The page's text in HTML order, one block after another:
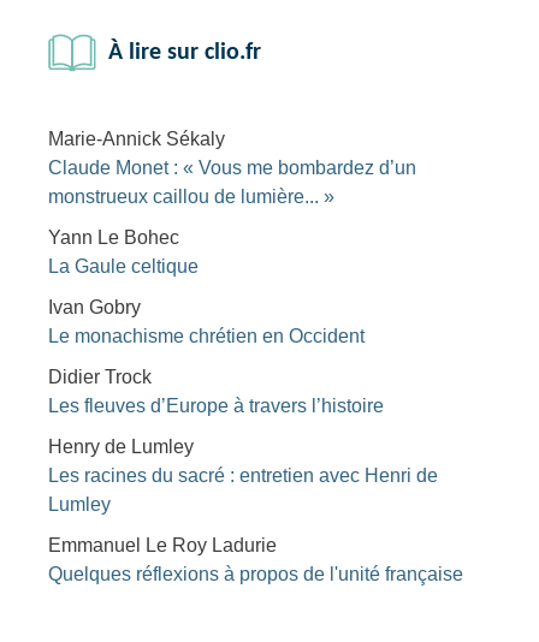
À lire sur clio.fr
Marie-Annick Sékaly
Claude Monet : « Vous me bombardez d’un
monstrueux caillou de lumière... »
Yann Le Bohec
La Gaule celtique
Ivan Gobry
Le monachisme chrétien en Occident
Didier Trock
Les fleuves d’Europe à travers l’histoire
Henry de Lumley
Les racines du sacré : entretien avec Henri de
Lumley
Emmanuel Le Roy Ladurie
Quelques réflexions à propos de l'unité française